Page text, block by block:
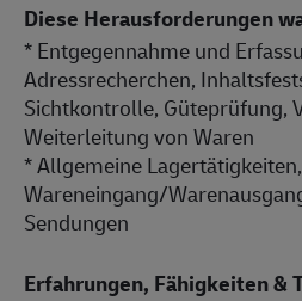
Diese Herausforderungen
* Entgegennahme und
Adressrecherchen,
Sichtkontrolle, Güteprüfung,
Weiterleitung von Waren
* Allgemeine Lagertätigkeiten,
Wareneingang/
Sendungen
Erfahrungen, Fähigkeiten &